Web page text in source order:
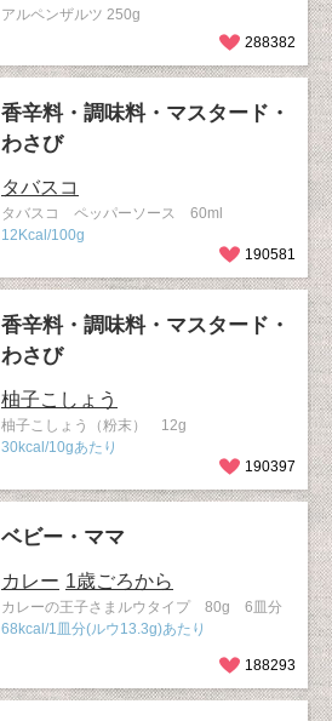
アルペンザルツ 250g
288382
香辛料・調味料・マスタード・
わさび
タバスコ
タバスコ ペッパーソース 60ml
12Kcal/100g
190581
香辛料・調味料・マスタード・
わさび
柚子こしょう
柚子こしょう（粉末） 12g
30kcal/10gあたり
190397
ベビー・ママ
カレー 1歳ごろから
カレーの王子さまルウタイプ 80g 6皿分
68kcal/1皿分(ルウ13.3g)あたり
188293